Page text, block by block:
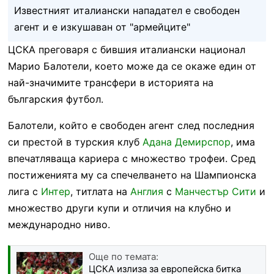
Известният италиански нападател е свободен
агент и е изкушаван от "армейците"
ЦСКА преговаря с бившия италиански национал
Марио Балотели, което може да се окаже един от
най-значимите трансфери в историята на
българския футбол.
Балотели, който е свободен агент след последния
си престой в турския клуб Адана Демирспор, има
впечатляваща кариера с множество трофеи. Сред
постиженията му са спечелването на Шампионска
лига с Интер, титлата на Англия с Манчестър Сити и
множество други купи и отличия на клубно и
международно ниво.
Още по темата:
ЦСКА излиза за европейска битка